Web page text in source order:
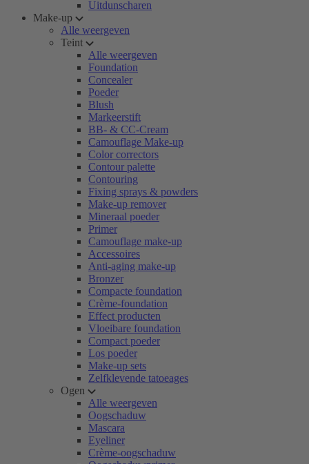
Uitdunscharen
Make-up
Alle weergeven
Teint
Alle weergeven
Foundation
Concealer
Poeder
Blush
Markeerstift
BB- & CC-Cream
Camouflage Make-up
Color correctors
Contour palette
Contouring
Fixing sprays & powders
Make-up remover
Mineraal poeder
Primer
Camouflage make-up
Accessoires
Anti-aging make-up
Bronzer
Compacte foundation
Crème-foundation
Effect producten
Vloeibare foundation
Compact poeder
Los poeder
Make-up sets
Zelfklevende tatoeages
Ogen
Alle weergeven
Oogschaduw
Mascara
Eyeliner
Crème-oogschaduw